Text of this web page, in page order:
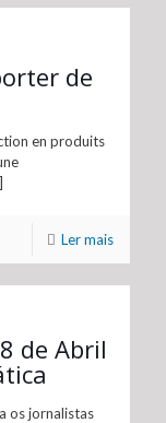
de
en produits
Ler mais
de Abril
os jornalistas